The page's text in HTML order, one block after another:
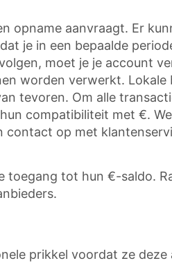
opname aanvraagt. Er
je in een bepaalde
moet je je account
worden verwerkt. Lokale
tevoren. Om alle
compatibiliteit met €.
op met
toegang tot hun €-saldo.
prikkel voordat ze